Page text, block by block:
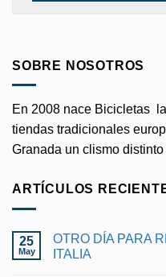
SOBRE NOSOTROS
En 2008 nace Bicicletas
tiendas tradicionales
Granada un clismo
ARTÍCULOS
25
May
OTRO DÍA PARA
ITALIA